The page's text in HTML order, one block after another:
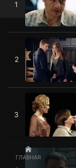
ГЛАВНАЯ
1
2
3
4 серия